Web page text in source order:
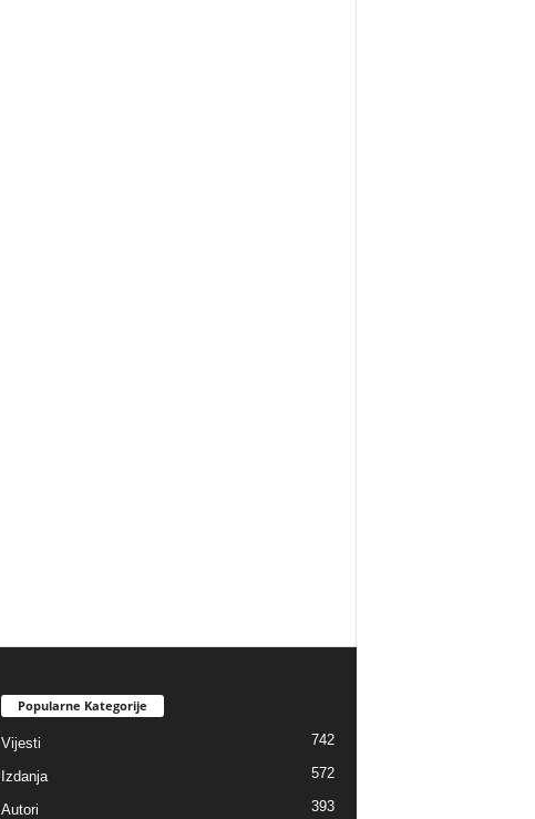
Popularne Kategorije
Vijesti 742
Izdanja 572
Autori 393